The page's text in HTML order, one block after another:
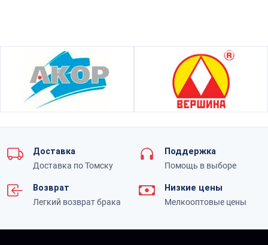
Доставка
Доставка по Томску
Поддержка
Помощь в выборе
Возврат
Легкий возврат брака
Низкие цены
Мелкооптовые цены